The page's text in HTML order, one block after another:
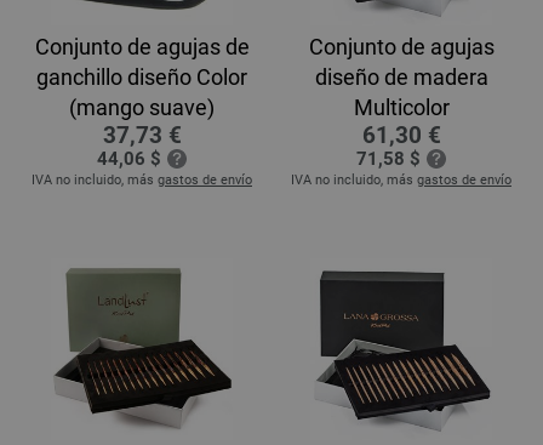
Conjunto de agujas de
ganchillo diseño Color
(mango suave)
37,73 €
44,06 $
IVA no incluido, más gastos de envío
Conjunto de agujas
diseño de madera
Multicolor
61,30 €
71,58 $
IVA no incluido, más gastos de envío